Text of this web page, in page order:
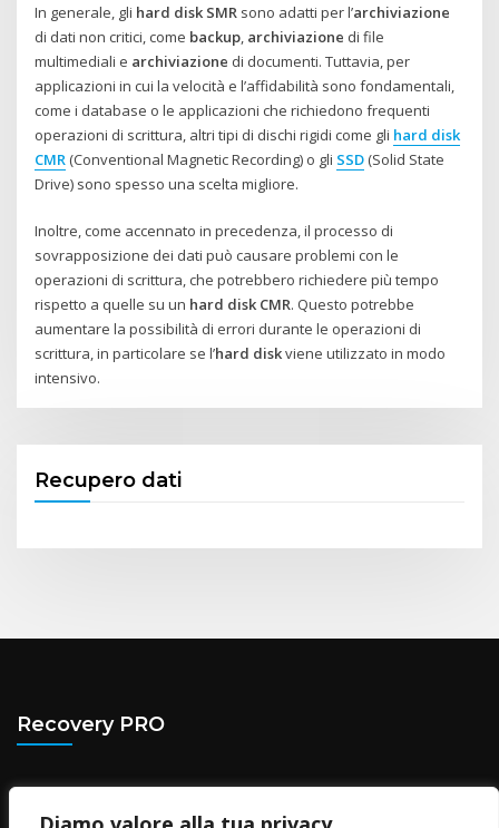
In generale, gli hard disk SMR sono adatti per l’archiviazione
di dati non critici, come backup, archiviazione di file
multimediali e archiviazione di documenti. Tuttavia, per
applicazioni in cui la velocità e l’affidabilità sono fondamentali,
come i database o le applicazioni che richiedono frequenti
operazioni di scrittura, altri tipi di dischi rigidi come gli hard disk
CMR (Conventional Magnetic Recording) o gli SSD (Solid State
Drive) sono spesso una scelta migliore.
Inoltre, come accennato in precedenza, il processo di
sovrapposizione dei dati può causare problemi con le
operazioni di scrittura, che potrebbero richiedere più tempo
rispetto a quelle su un hard disk CMR. Questo potrebbe
aumentare la possibilità di errori durante le operazioni di
scrittura, in particolare se l’hard diskviene utilizzato in modo
intensivo.
Recupero dati
Recovery PRO